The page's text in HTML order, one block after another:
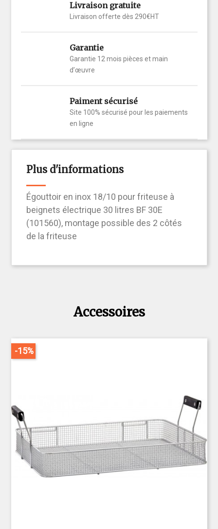
Livraison gratuite
Livraison offerte dès 290€HT
Garantie
Garantie 12 mois pièces et main
d’œuvre
Paiment sécurisé
Site 100% sécurisé pour les paiements
en ligne
Plus d'informations
Égouttoir en inox 18/10 pour friteuse à
beignets électrique 30 litres BF 30E
(101560), montage possible des 2 côtés
de la friteuse
Accessoires
-15%